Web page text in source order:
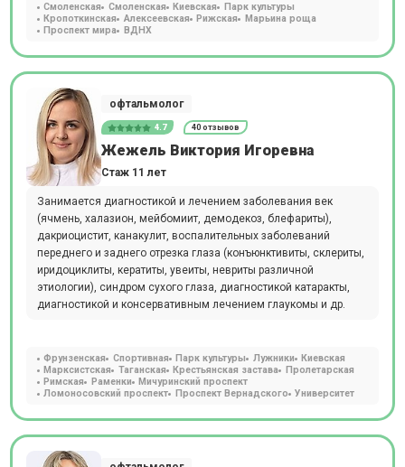
Смоленская Смоленская Киевская
Парк культуры
Кропоткинская
Алексеевская Рижская
Марьина роща
Проспект мира
ВДНХ
офтальмолог
4.7 40 отзывов
Жежель Виктория Игоревна
Стаж 11 лет
Занимается диагностикой и лечением заболевания век
(ячмень, халазион, мейбомиит, демодекоз, блефариты),
дакриоцистит, канакулит, воспалительных заболеваний
переднего и заднего отрезка глаза (конъюнктивиты, склериты,
иридоциклиты, кератиты, увеиты, невриты различной
этиологии), синдром сухого глаза, диагностикой катаракты,
диагностикой и консервативным лечением глаукомы и др.
Фрунзенская Спортивная Парк культуры Лужники
Киевская
Марксистская
Таганская Крестьянская застава
Пролетарская
Римская
Раменки
Мичуринский проспект
Ломоносовский проспект
Проспект Вернадского Университет